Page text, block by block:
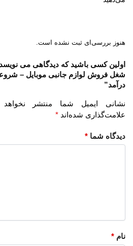
هنوز بررسی‌ای ثبت نشده است.
اولین کسی باشید که دیدگاهی می
شغل فروش لوازم جانبی موبایل –
درآمد”
نشانی ایمیل شما منتشر
علامت‌گذاری شده‌اند *
دیدگاه شما *
نام *